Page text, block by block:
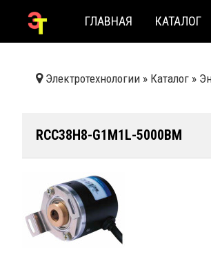
ГЛАВНАЯ КАТАЛОГ
Электротехнологии » Каталог »
RCC38H8-G1M1L-5000BM